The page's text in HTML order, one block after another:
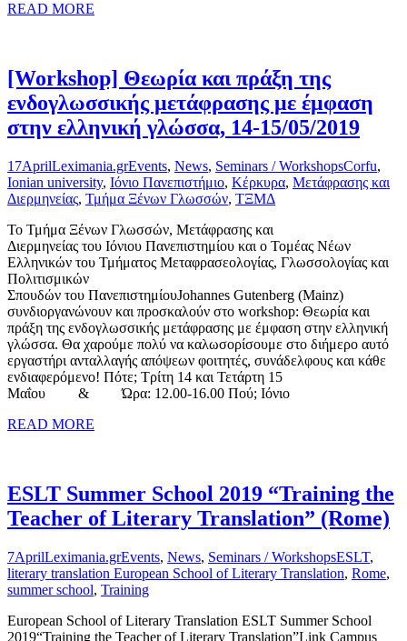
READ MORE
[Workshop] Θεωρία και πράξη της
ενδογλωσσικής μετάφρασης με έμφαση
στην ελληνική γλώσσα, 14-15/05/2019
17AprilLeximania.grEvents, News, Seminars / WorkshopsCorfu,
Ionian university, Ιόνιο Πανεπιστήμιο, Κέρκυρα, Μετάφρασης και
Διερμηνείας, Τμήμα Ξένων Γλωσσών, ΤΞΜΔ
Το Τμήμα Ξένων Γλωσσών, Μετάφρασης και
Διερμηνείας του Ιόνιου Πανεπιστημίου και ο Τομέας Νέων
Ελληνικών του Τμήματος Μεταφρασεολογίας, Γλωσσολογίας και
Πολιτισμικών
Σπουδών του ΠανεπιστημίουJohannes Gutenberg (Mainz)
συνδιοργανώνουν και προσκαλούν στο workshop: Θεωρία και
πράξη της ενδογλωσσικής μετάφρασης με έμφαση στην ελληνική
γλώσσα. Θα χαρούμε πολύ να καλωσορίσουμε στο διήμερο αυτό
εργαστήρι ανταλλαγής απόψεων φοιτητές, συνάδελφους και κάθε
ενδιαφερόμενο! Πότε; Τρίτη 14 και Τετάρτη 15
Μαΐου & Ώρα: 12.00-16.00 Πού; Ιόνιο
READ MORE
ESLT Summer School 2019 “Training the
Teacher of Literary Translation” (Rome)
7AprilLeximania.grEvents, News, Seminars / WorkshopsESLT,
literary translation European School of Literary Translation, Rome,
summer school, Training
European School of Literary Translation ESLT Summer School
2019“Training the Teacher of Literary Translation”Link Campus